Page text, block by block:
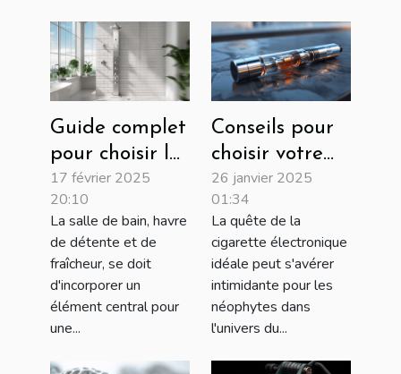
Guide complet
pour choisir la
colonne de
douche idéale
17 février 2025
20:10
La salle de bain, havre
de détente et de
fraîcheur, se doit
d'incorporer un
élément central pour
une...
Conseils pour
choisir votre
première
cigarette
électronique
26 janvier 2025
01:34
La quête de la
cigarette électronique
idéale peut s'avérer
intimidante pour les
néophytes dans
l'univers du...